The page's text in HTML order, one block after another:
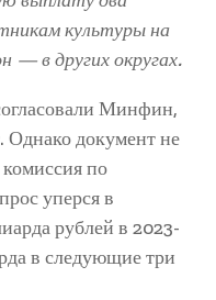
культуры на
— в других округах.
Минфин,
документ не
по
уперся в
рублей в 2023-
в следующие три